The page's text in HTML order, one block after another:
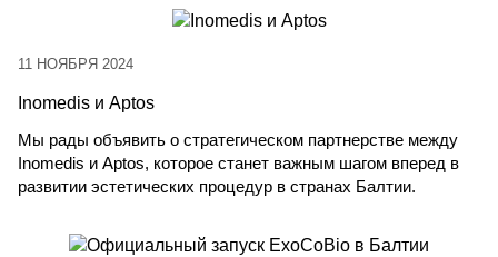
11 НОЯБРЯ 2024
Inomedis и Aptos
Мы рады объявить о стратегическом партнерстве между
Inomedis и Aptos, которое станет важным шагом вперед в
развитии эстетических процедур в странах Балтии.